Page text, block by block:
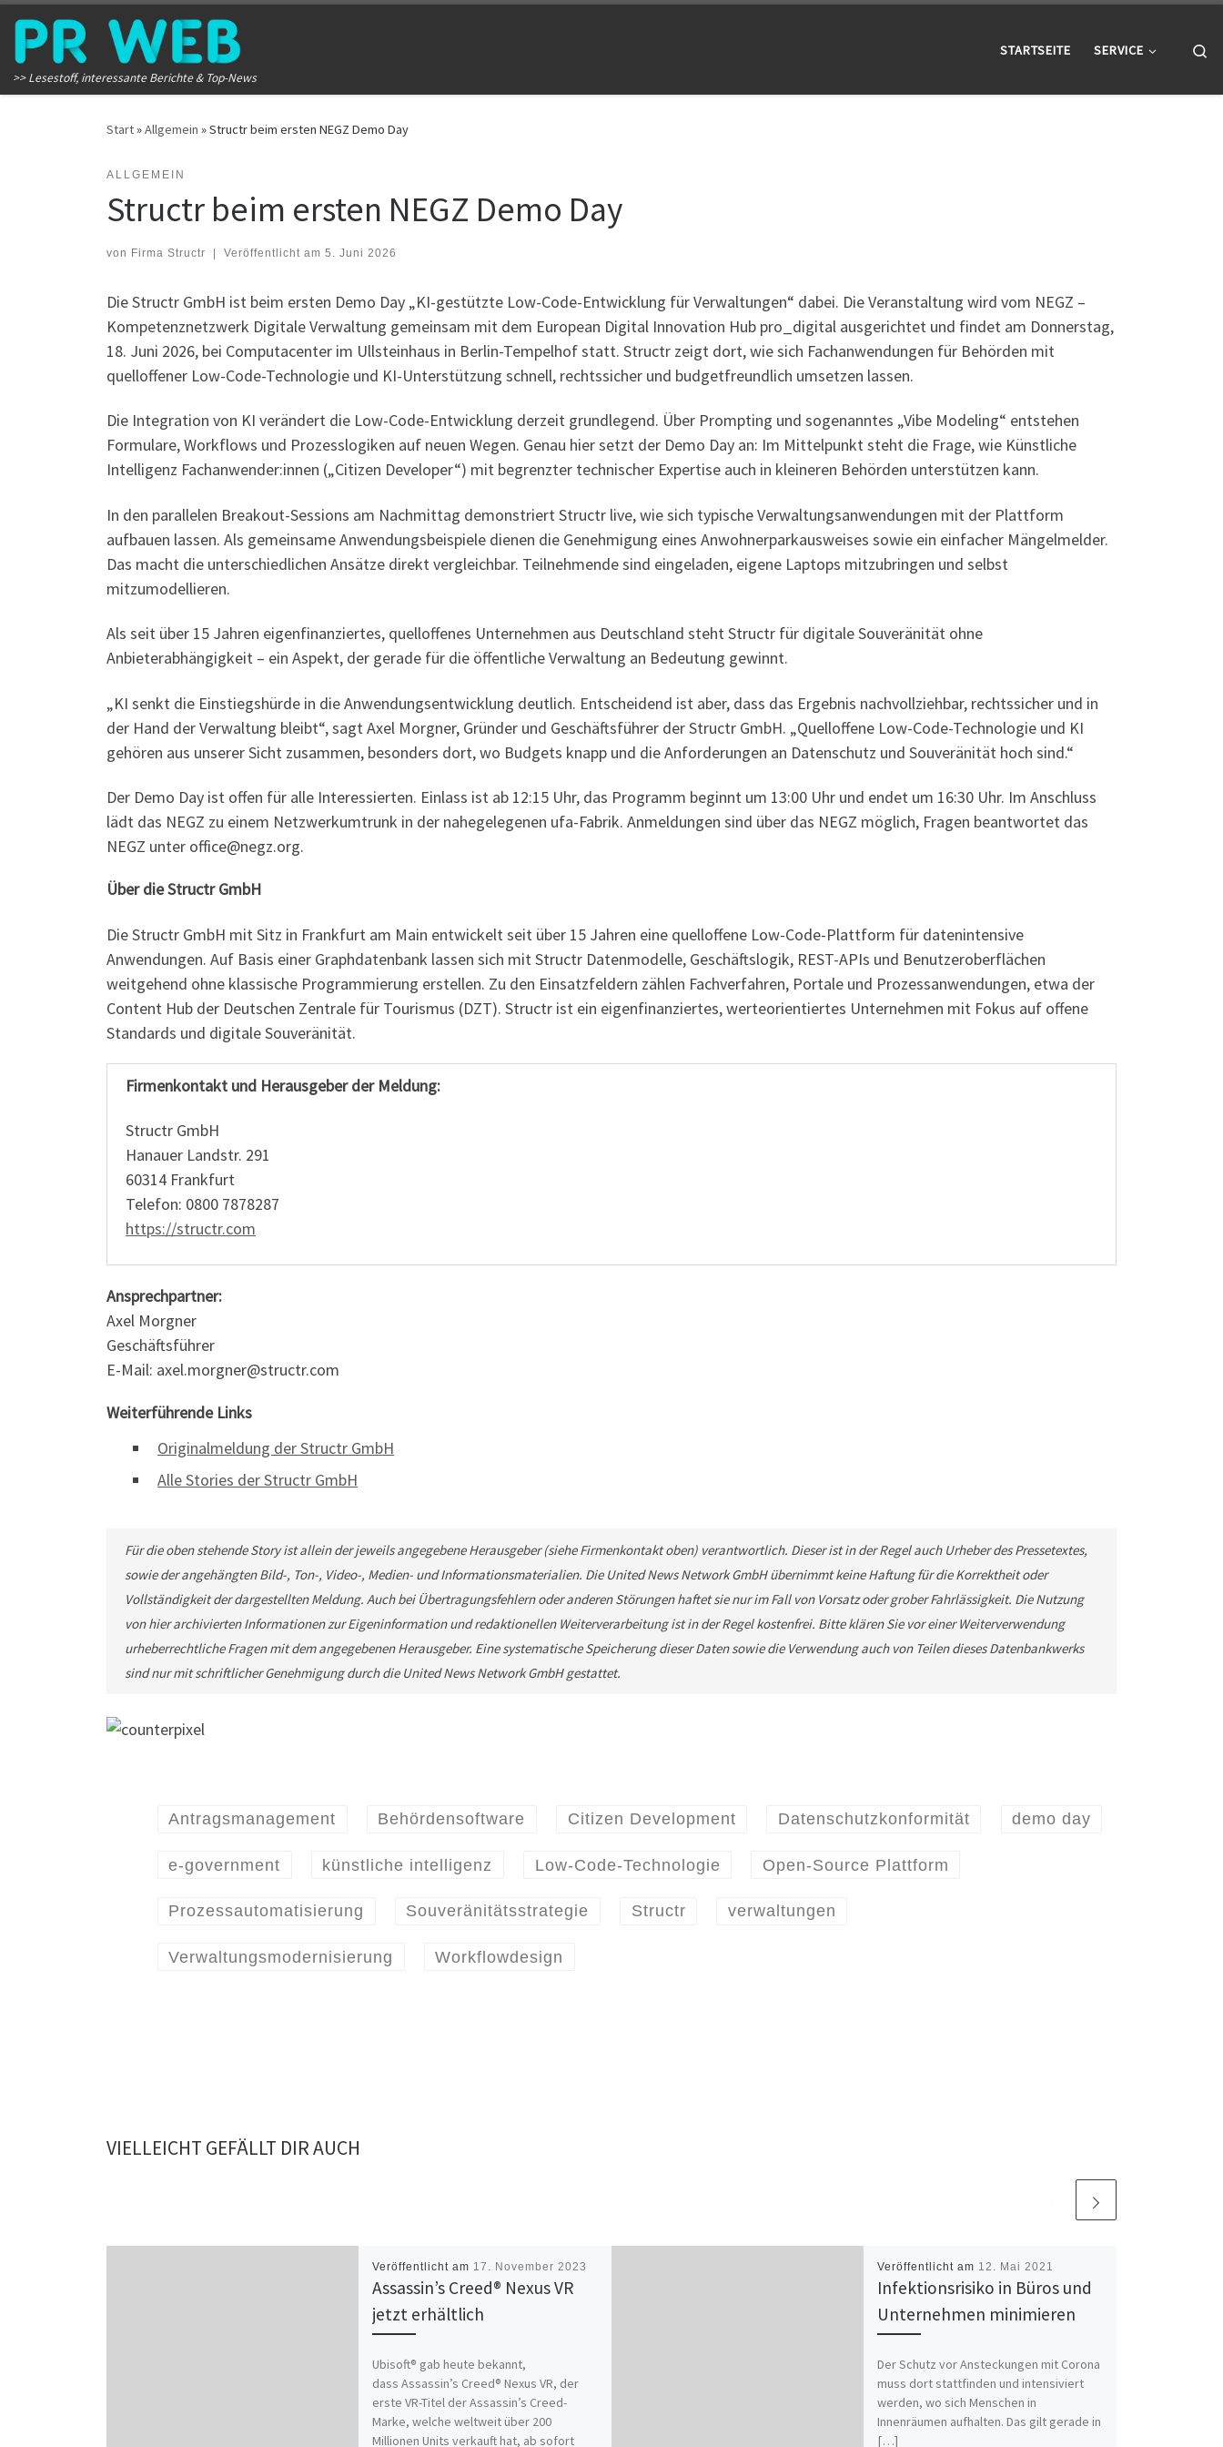
Zum Inhalt springen
>> Lesestoff, interessante Berichte & Top-News
STARTSEITE SERVICE
Start»Allgemein »Structr beim ersten NEGZ Demo Day
ALLGEMEIN
Structr beim ersten NEGZ Demo Day
von Firma Structr | Veröffentlicht am 5. Juni 2026
Die Structr GmbH ist beim ersten Demo Day „KI-gestützte Low-Code-Entwicklung für Verwaltungen“ dabei. Die Veranstaltung wird vom NEGZ –
Kompetenznetzwerk Digitale Verwaltung gemeinsam mit dem European Digital Innovation Hub pro_digital ausgerichtet und findet am Donnerstag,
18. Juni 2026, bei Computacenter im Ullsteinhaus in Berlin-Tempelhof statt. Structr zeigt dort, wie sich Fachanwendungen für Behörden mit
quelloffener Low-Code-Technologie und KI-Unterstützung schnell, rechtssicher und budgetfreundlich umsetzen lassen.
Die Integration von KI verändert die Low-Code-Entwicklung derzeit grundlegend. Über Prompting und sogenanntes „Vibe Modeling“ entstehen
Formulare, Workflows und Prozesslogiken auf neuen Wegen. Genau hier setzt der Demo Day an: Im Mittelpunkt steht die Frage, wie Künstliche
Intelligenz Fachanwender:innen („Citizen Developer“) mit begrenzter technischer Expertise auch in kleineren Behörden unterstützen kann.
In den parallelen Breakout-Sessions am Nachmittag demonstriert Structr live, wie sich typische Verwaltungsanwendungen mit der Plattform
aufbauen lassen. Als gemeinsame Anwendungsbeispiele dienen die Genehmigung eines Anwohnerparkausweises sowie ein einfacher Mängelmelder.
Das macht die unterschiedlichen Ansätze direkt vergleichbar. Teilnehmende sind eingeladen, eigene Laptops mitzubringen und selbst
mitzumodellieren.
Als seit über 15 Jahren eigenfinanziertes, quelloffenes Unternehmen aus Deutschland steht Structr für digitale Souveränität ohne
Anbieterabhängigkeit – ein Aspekt, der gerade für die öffentliche Verwaltung an Bedeutung gewinnt.
„KI senkt die Einstiegshürde in die Anwendungsentwicklung deutlich. Entscheidend ist aber, dass das Ergebnis nachvollziehbar, rechtssicher und in
der Hand der Verwaltung bleibt“, sagt Axel Morgner, Gründer und Geschäftsführer der Structr GmbH. „Quelloffene Low-Code-Technologie und KI
gehören aus unserer Sicht zusammen, besonders dort, wo Budgets knapp und die Anforderungen an Datenschutz und Souveränität hoch sind.“
Der Demo Day ist offen für alle Interessierten. Einlass ist ab 12:15 Uhr, das Programm beginnt um 13:00 Uhr und endet um 16:30 Uhr. Im Anschluss
lädt das NEGZ zu einem Netzwerkumtrunk in der nahegelegenen ufa-Fabrik. Anmeldungen sind über das NEGZ möglich, Fragen beantwortet das
NEGZ unter office@negz.org.
Über die Structr GmbH
Die Structr GmbH mit Sitz in Frankfurt am Main entwickelt seit über 15 Jahren eine quelloffene Low-Code-Plattform für datenintensive
Anwendungen. Auf Basis einer Graphdatenbank lassen sich mit Structr Datenmodelle, Geschäftslogik, REST-APIs und Benutzeroberflächen
weitgehend ohne klassische Programmierung erstellen. Zu den Einsatzfeldern zählen Fachverfahren, Portale und Prozessanwendungen, etwa der
Content Hub der Deutschen Zentrale für Tourismus (DZT). Structr ist ein eigenfinanziertes, werteorientiertes Unternehmen mit Fokus auf offene
Standards und digitale Souveränität.
Firmenkontakt und Herausgeber der Meldung:
Structr GmbH
Hanauer Landstr. 291
60314 Frankfurt
Telefon: 0800 7878287
https://structr.com
Ansprechpartner:
Axel Morgner
Geschäftsführer
E-Mail: axel.morgner@structr.com
Weiterführende Links
Originalmeldung der Structr GmbH
Alle Stories der Structr GmbH
Für die oben stehende Story ist allein der jeweils angegebene Herausgeber (siehe Firmenkontakt oben) verantwortlich. Dieser ist in der Regel auch Urheber des Pressetextes,
sowie der angehängten Bild-, Ton-, Video-, Medien- und Informationsmaterialien. Die United News Network GmbH übernimmt keine Haftung für die Korrektheit oder
Vollständigkeit der dargestellten Meldung. Auch bei Übertragungsfehlern oder anderen Störungen haftet sie nur im Fall von Vorsatz oder grober Fahrlässigkeit. Die Nutzung
von hier archivierten Informationen zur Eigeninformation und redaktionellen Weiterverarbeitung ist in der Regel kostenfrei. Bitte klären Sie vor einer Weiterverwendung
urheberrechtliche Fragen mit dem angegebenen Herausgeber. Eine systematische Speicherung dieser Daten sowie die Verwendung auch von Teilen dieses Datenbankwerks
sind nur mit schriftlicher Genehmigung durch die United News Network GmbH gestattet.
Antragsmanagement Behördensoftware Citizen Development Datenschutzkonformität demo day
e-government künstliche intelligenz Low-Code-Technologie Open-Source Plattform
Prozessautomatisierung Souveränitätsstrategie Structr verwaltungen
Verwaltungsmodernisierung Workflowdesign
VIELLEICHT GEFÄLLT DIR AUCH
Veröffentlicht am 17. November 2023
Assassin’s Creed® Nexus VR
jetzt erhältlich
Ubisoft® gab heute bekannt,
dass Assassin’s Creed® Nexus VR, der
erste VR-Titel der Assassin’s Creed-
Marke, welche weltweit über 200
Millionen Units verkauft hat, ab sofort
Veröffentlicht am 12. Mai 2021
Infektionsrisiko in Büros und
Unternehmen minimieren
Der Schutz vor Ansteckungen mit Corona
muss dort stattfinden und intensiviert
werden, wo sich Menschen in
Innenräumen aufhalten. Das gilt gerade in
[…]